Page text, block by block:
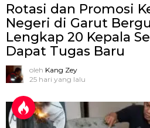
Rotasi dan Promosi
Negeri di Garut
Lengkap 20 Kepala
Dapat Tugas Baru
oleh Kang Zey
25 hari yang lalu